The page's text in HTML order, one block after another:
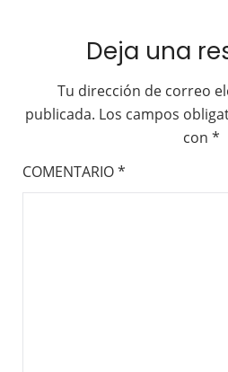
Deja una
Tu dirección de correo
publicada. Los campos
con *
COMENTARIO*